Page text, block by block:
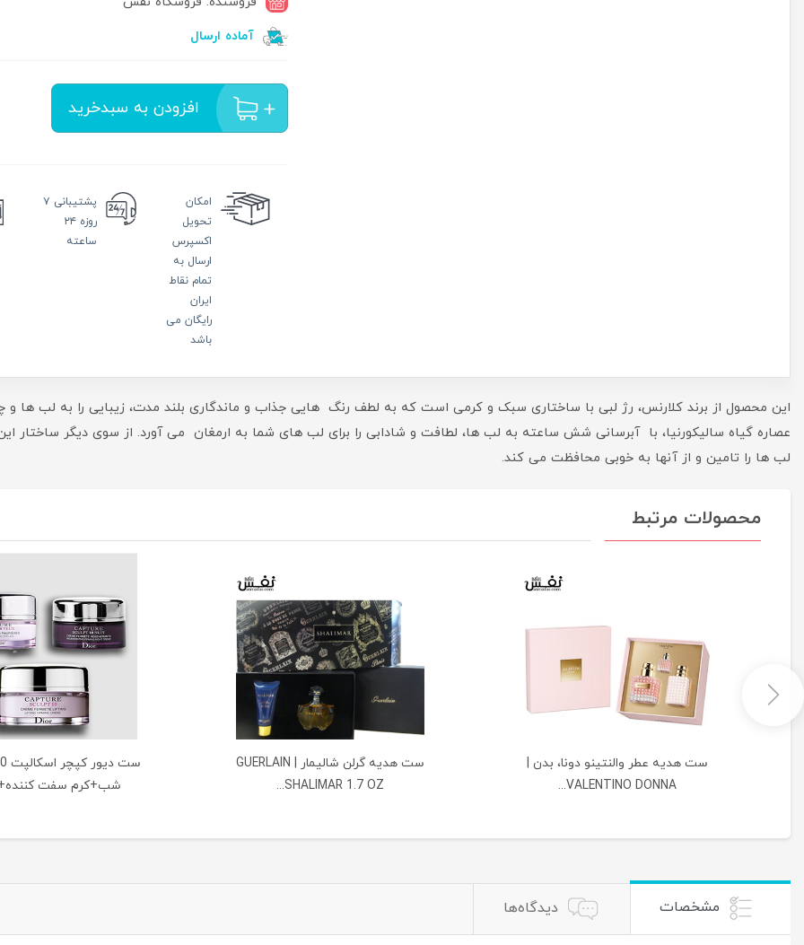
آماده ارسال
افزودن به سبدخرید
امکان
تحویل
اکسپرس
ارسال به
تمام نقاط
ایران
رایگان می
باشد
پشتیبانی ۷
روزه ۲۴
ساعته
این محصول از برند کلارنس، رژ لبی با ساختاری سبک و کرمی است که به لطف رنگ هایی جذاب و ماندگاری بلند مدت، زیبایی را به لب ها
عصاره گیاه سالیکورنیا، با آبرسانی شش ساعته به لب ها، لطافت و شادابی را برای لب های شما به ارمغان می آورد. از سوی دیگر ساختار
لب ها را تامین و از آنها به خوبی محافظت می کند.
محصولات مرتبط
ست هدیه عطر والنتینو دونا، بدن |
VALENTINO DONNA...
ست هدیه گرلن شالیمار | GUERLAIN
SHALIMAR 1.7 OZ...
شب+کرم سفت
مشخصات دیدگاه‌ها